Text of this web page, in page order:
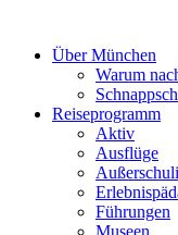
springenÜber München
Warum
Reiseprogramm
Aktiv
Ausflüge
Führungen
Museen